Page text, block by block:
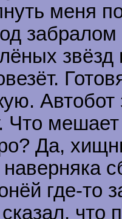
меня
забралом
Что
Да,
где-то
что